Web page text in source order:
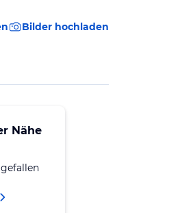
Bilder hochladen
Nähe